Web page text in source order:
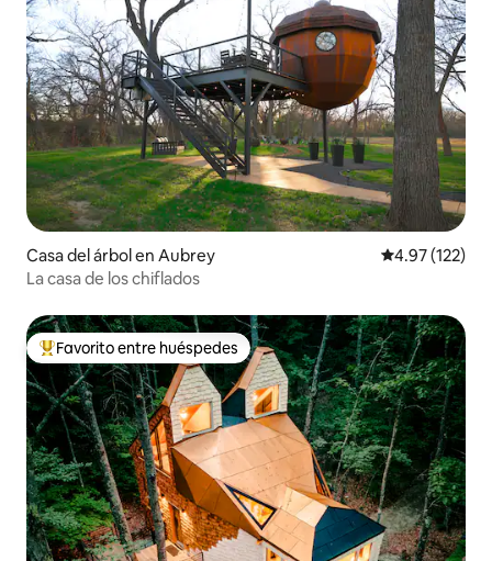
Casa del árbol en Aubrey Calificación
4.97 (122)
La casa de los chiflados
Favorito entre huéspedes preferido
Favorito entre huéspedes